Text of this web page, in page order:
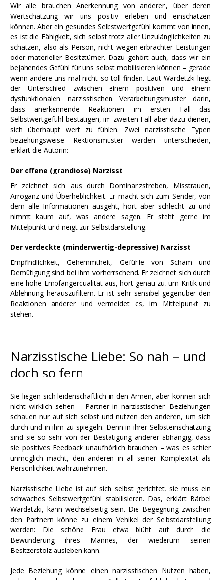
Wir alle brauchen Anerkennung von anderen, über deren
Wertschätzung wir uns positiv erleben und einschätzen
können. Aber ein gesundes Selbstwertgefühl kommt von innen,
es ist die Fähigkeit, sich selbst trotz aller Unzulänglichkeiten zu
schätzen, also als Person, nicht wegen erbrachter Leistungen
oder materieller Besitztümer. Dazu gehört auch, dass wir ein
bejahendes Gefühl für uns selbst mobilisieren können – gerade
wenn andere uns mal nicht so toll finden. Laut Wardetzki liegt
der Unterschied zwischen einem positiven und einem
dysfunktionalen narzisstischen Verarbeitungsmuster darin,
dass anerkennende Reaktionen im ersten Fall das
Selbstwertgefühl bestätigen, im zweiten Fall aber dazu dienen,
sich überhaupt wert zu fühlen. Zwei narzisstische Typen
beziehungsweise Rektionsmuster werden unterschieden,
erklärt die Autorin:
Der offene (grandiose) Narzisst
Er zeichnet sich aus durch Dominanzstreben, Misstrauen,
Arroganz und Überheblichkeit. Er macht sich zum Sender, von
dem alle Informationen ausgeht, hört aber schlecht zu und
nimmt kaum auf, was andere sagen. Er steht gerne im
Mittelpunkt und neigt zur Selbstdarstellung.
Der verdeckte (minderwertig-depressive) Narzisst
Empfindlichkeit, Gehemmtheit, Gefühle von Scham und
Demütigung sind bei ihm vorherrschend. Er zeichnet sich durch
eine hohe Empfängerqualität aus, hört genau zu, um Kritik und
Ablehnung herauszufiltern. Er ist sehr sensibel gegenüber den
Reaktionen anderer und vermeidet es, im Mittelpunkt zu
stehen.
Narzisstische Liebe: So nah – und
doch so fern
Sie liegen sich leidenschaftlich in den Armen, aber können sich
nicht wirklich sehen – Partner in narzisstischen Beziehungen
schauen nur auf sich selbst und nutzen den anderen, um sich
durch und in ihm zu spiegeln. Denn in ihrer Selbsteinschätzung
sind sie so sehr von der Bestätigung anderer abhängig, dass
sie positives Feedback unaufhörlich brauchen – was es schier
unmöglich macht, den anderen in all seiner Komplexität als
Persönlichkeit wahrzunehmen.
Narzisstische Liebe ist auf sich selbst gerichtet, sie muss ein
schwaches Selbstwertgefühl stabilisieren. Das, erklärt Bärbel
Wardetzki, kann wechselseitig sein. Die Begegnung zwischen
den Partnern könne zu einem Vehikel der Selbstdarstellung
werden: Die schöne Frau etwa blüht auf durch die
Bewunderung ihres Mannes, der wiederum seinen
Besitzerstolz ausleben kann.
Jede Beziehung könne einen narzisstischen Nutzen haben,